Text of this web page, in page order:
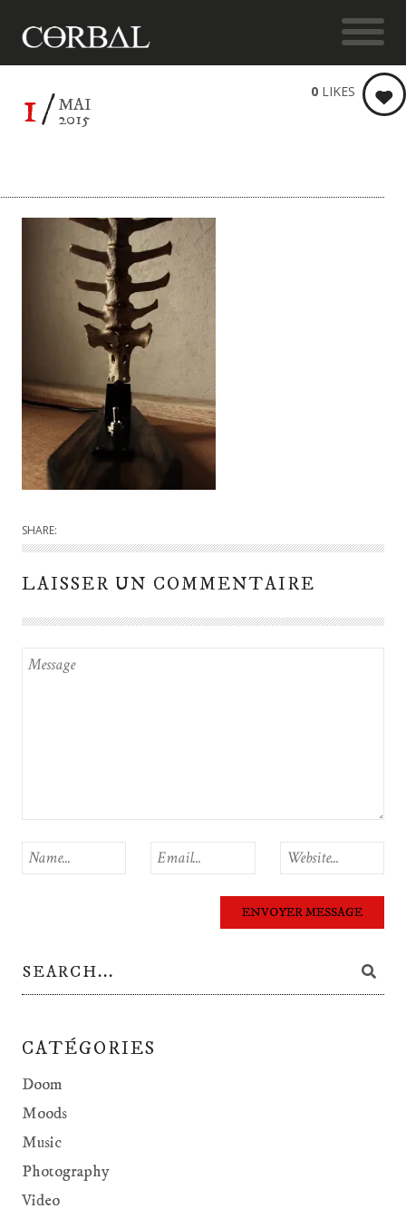
1 MAI
2015
0 LIKES
SHARE:
LAISSER UN COMMENTAIRE
CATÉGORIES
Doom
Moods
Music
Photography
Video